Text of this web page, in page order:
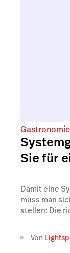
Gastronomie
Sie für
Damit eine
muss man
stellen: Die
Von